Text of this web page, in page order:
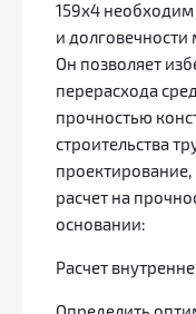
159x4
и
Он позволяет
перерасхода
прочностью
строительства
проектирование,
расчет на
основании:
Расчет